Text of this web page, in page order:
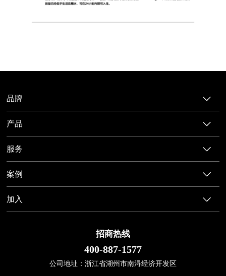
品牌
产品
服务
案例
加入
招商热线
400-887-1577
公司地址：浙江省湖州市南浔经济开发区